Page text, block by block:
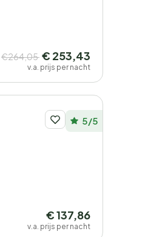
€264,05 € 253,43
v.a. prijs per nacht
5/5
€ 137,86
v.a. prijs per nacht